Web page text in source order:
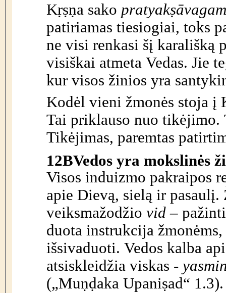
Kṛṣṇa sako pratyakṣ
patiriamas tiesiogiai, toks
ne visi renkasi šį karališką
visiškai atmeta Vedas. Jie
kur visos žinios yra
Kodėl vieni žmonės stoja į
Tai priklauso nuo tikėjimo.
Tikėjimas, paremtas
12BVedos yra mokslinės
Visos induizmo pakraipos
apie Dievą, sielą ir
veiksmažodžio vid –
duota instrukcija
išsivaduoti. Vedos kalba
atsiskleidžia viskas -
(„Muṇḍaka Upaniṣad“